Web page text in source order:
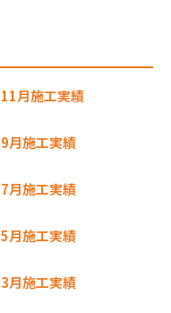
11月施工実績
9月施工実績
7月施工実績
5月施工実績
3月施工実績